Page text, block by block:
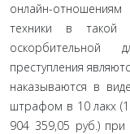
онлайн-
техники в такой
оскорбительной
преступления
наказываются в
штрафом в 10 лакх
904 359,05 руб.)